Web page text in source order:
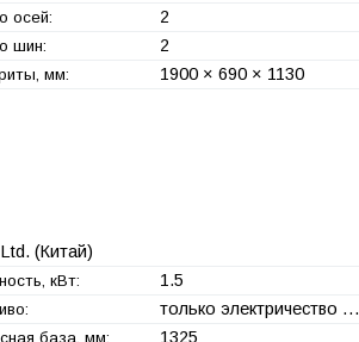
осей: 2
шин: 2
мм: 1900 × 690 × 1130
(Китай)
кВт: 1.5
только электричество …
база, мм: 1325